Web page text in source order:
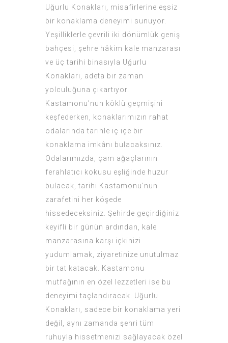
Uğurlu Konakları, misafirlerine eşsiz
bir konaklama deneyimi sunuyor.
Yeşilliklerle çevrili iki dönümlük geniş
bahçesi, şehre hâkim kale manzarası
ve üç tarihi binasıyla Uğurlu
Konakları, adeta bir zaman
yolculuğuna çıkartıyor.
Kastamonu’nun köklü geçmişini
keşfederken, konaklarımızın rahat
odalarında tarihle iç içe bir
konaklama imkânı bulacaksınız.
Odalarımızda, çam ağaçlarının
ferahlatıcı kokusu eşliğinde huzur
bulacak, tarihi Kastamonu’nun
zarafetini her köşede
hissedeceksiniz. Şehirde geçirdiğiniz
keyifli bir günün ardından, kale
manzarasına karşı içkinizi
yudumlamak, ziyaretinize unutulmaz
bir tat katacak. Kastamonu
mutfağının en özel lezzetleri ise bu
deneyimi taçlandıracak. Uğurlu
Konakları, sadece bir konaklama yeri
değil, aynı zamanda şehri tüm
ruhuyla hissetmenizi sağlayacak özel